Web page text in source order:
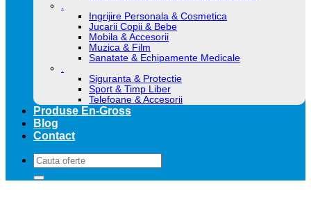
.
Ingrijire Personala & Cosmetica
Jucarii Copii & Bebe
Mobila & Accesorii
Muzica & Film
Sanatate & Echipamente Medicale
.
Siguranta & Protectie
Sport & Timp Liber
Telefoane & Accesorii
Produse En-Gross
Blog
Contact
Caută
după: